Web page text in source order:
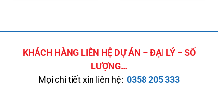
KHÁCH HÀNG LIÊN HỆ DỰ ÁN – ĐẠI LÝ – SỐ
LƯỢNG…
Mọi chi tiết xin liên hệ: 0358 205 333